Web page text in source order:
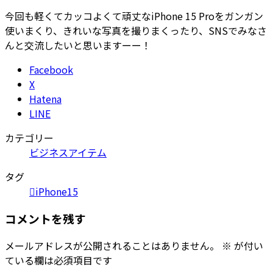
今回も軽くてカッコよくて頑丈なiPhone 15 Proをガンガン
使いまくり、きれいな写真を撮りまくったり、SNSでみなさ
んと交流したいと思いますーー！
Facebook
X
Hatena
LINE
カテゴリー
ビジネスアイテム
タグ
iPhone15
コメントを残す
メールアドレスが公開されることはありません。 ※ が付い
ている欄は必須項目です